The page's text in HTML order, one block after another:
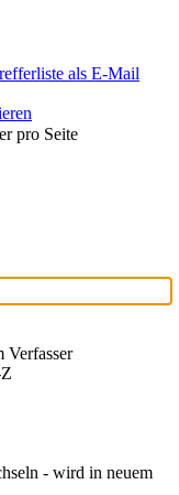
als E-Mail
pro Seite
Verfasser
- wird in neuem